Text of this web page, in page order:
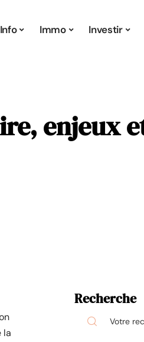
Immo Investir
enjeux
la
Recherche